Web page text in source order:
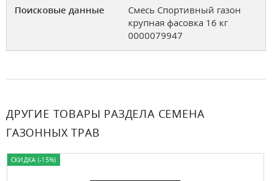
Поисковые данные
Смесь Спортивный газон
крупная фасовка 16 кг
0000079947
ДРУГИЕ ТОВАРЫ РАЗДЕЛА СЕМЕНА
ГАЗОННЫХ ТРАВ
СКИДКА (-15%)